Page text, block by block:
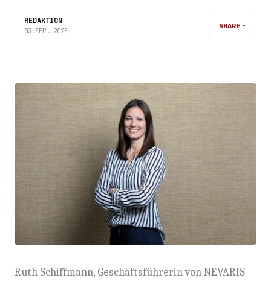
REDAKTION
03.SEP..2025
SHARE
Ruth Schiffmann, Geschäftsführerin von NEVARIS